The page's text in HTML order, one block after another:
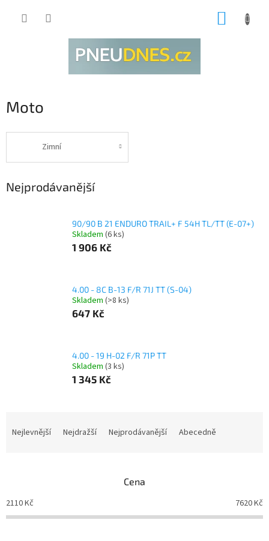
Moto
Zimní
Nejprodávanější
90/90 B 21 ENDURO TRAIL+ F 54H TL/TT (E-07+)
Skladem (6 ks)
1 906 Kč
4.00 - 8C B-13 F/R 71J TT (S-04)
Skladem (>8 ks)
647 Kč
4.00 - 19 H-02 F/R 71P TT
Skladem (3 ks)
1 345 Kč
p
r
o
Nejlevnější Nejdražší Nejprodávanější Abecedně
Cena
2110Kč 7620Kč